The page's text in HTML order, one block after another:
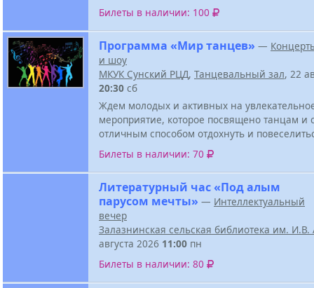
Билеты в наличии: 100
Программа «Мир танцев» —
и шоу
МКУК Сунский РЦД, Танцевальный зал, 22
20:30 сб
Ждем молодых и активных на
мероприятие, которое посвящено танцам и
отличным способом отдохнуть и
Билеты в наличии: 70
Литературный час «Под алым
парусом мечты» — Интеллектуальный
вечер
Залазнинская сельская библиотека им.
августа 2026 11:00 пн
Билеты в наличии: 80